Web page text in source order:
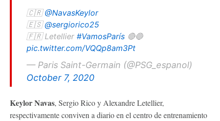
🇨🇷@NavasKeylor
🇪🇸@sergiorico25
🇫🇷 Letellier #VamosParís 🔴🔵
pic.twitter.com/VQQp8am3Pt
— Paris Saint-Germain (@PSG_espanol)
October 7, 2020
Keylor Navas, Sergio Rico y Alexandre Letellier,
respectivamente conviven a diario en el centro de entrenamiento